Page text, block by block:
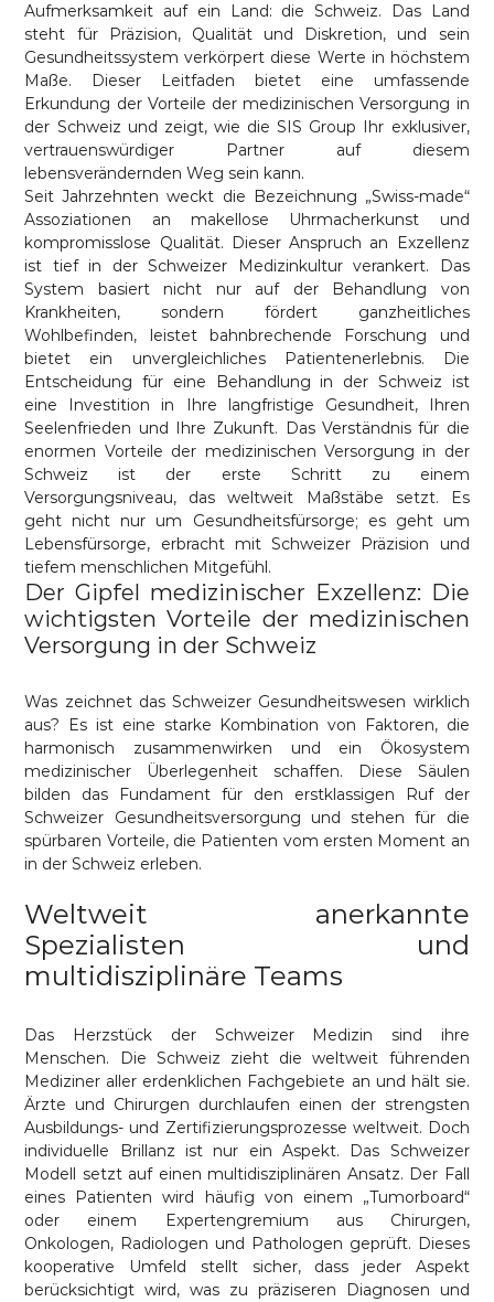
Aufmerksamkeit auf ein Land: die Schweiz. Das Land
steht für Präzision, Qualität und Diskretion, und sein
Gesundheitssystem verkörpert diese Werte in höchstem
Maße. Dieser Leitfaden bietet eine umfassende
Erkundung der Vorteile der medizinischen Versorgung in
der Schweiz und zeigt, wie die SIS Group Ihr exklusiver,
vertrauenswürdiger Partner auf diesem
lebensverändernden Weg sein kann.
Seit Jahrzehnten weckt die Bezeichnung „Swiss-made“
Assoziationen an makellose Uhrmacherkunst und
kompromisslose Qualität. Dieser Anspruch an Exzellenz
ist tief in der Schweizer Medizinkultur verankert. Das
System basiert nicht nur auf der Behandlung von
Krankheiten, sondern fördert ganzheitliches
Wohlbefinden, leistet bahnbrechende Forschung und
bietet ein unvergleichliches Patientenerlebnis. Die
Entscheidung für eine Behandlung in der Schweiz ist
eine Investition in Ihre langfristige Gesundheit, Ihren
Seelenfrieden und Ihre Zukunft. Das Verständnis für die
enormen Vorteile der medizinischen Versorgung in der
Schweiz ist der erste Schritt zu einem
Versorgungsniveau, das weltweit Maßstäbe setzt. Es
geht nicht nur um Gesundheitsfürsorge; es geht um
Lebensfürsorge, erbracht mit Schweizer Präzision und
tiefem menschlichen Mitgefühl.
Der Gipfel medizinischer Exzellenz: Die
wichtigsten Vorteile der medizinischen
Versorgung in der Schweiz
Was zeichnet das Schweizer Gesundheitswesen wirklich
aus? Es ist eine starke Kombination von Faktoren, die
harmonisch zusammenwirken und ein Ökosystem
medizinischer Überlegenheit schaffen. Diese Säulen
bilden das Fundament für den erstklassigen Ruf der
Schweizer Gesundheitsversorgung und stehen für die
spürbaren Vorteile, die Patienten vom ersten Moment an
in der Schweiz erleben.
Weltweit anerkannte
Spezialisten und
multidisziplinäre Teams
Das Herzstück der Schweizer Medizin sind ihre
Menschen. Die Schweiz zieht die weltweit führenden
Mediziner aller erdenklichen Fachgebiete an und hält sie.
Ärzte und Chirurgen durchlaufen einen der strengsten
Ausbildungs- und Zertifizierungsprozesse weltweit. Doch
individuelle Brillanz ist nur ein Aspekt. Das Schweizer
Modell setzt auf einen multidisziplinären Ansatz. Der Fall
eines Patienten wird häufig von einem „Tumorboard“
oder einem Expertengremium aus Chirurgen,
Onkologen, Radiologen und Pathologen geprüft. Dieses
kooperative Umfeld stellt sicher, dass jeder Aspekt
berücksichtigt wird, was zu präziseren Diagnosen und